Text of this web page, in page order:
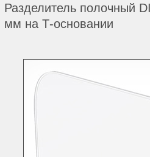
Разделитель полочный
мм на Т-основании